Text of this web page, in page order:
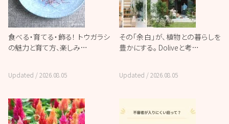
食べる・育てる・飾る！ トウガラシ
の魅力と育て方、楽しみ…
Updated /2026.08.05
その「余白」が、植物との暮らしを
豊かにする。 Doliveと考…
Updated /2026.08.05